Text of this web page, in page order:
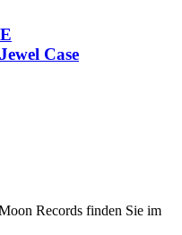
Case
Records finden Sie im